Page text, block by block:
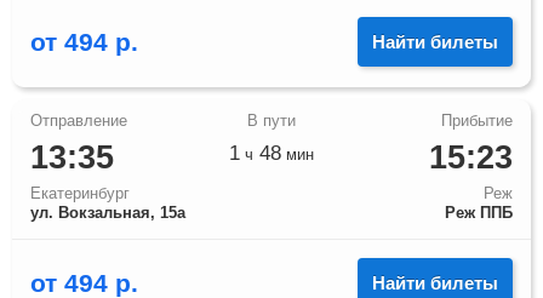
от 494 р. Найти билеты
13:35
Екатеринбург
ул. Вокзальная, 15а
15:23
Реж
Реж ППБ
1 ч 48 мин
от 494 р. Найти билеты